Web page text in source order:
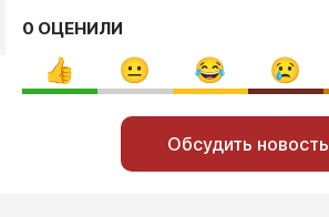
0 ОЦЕНИЛИ
Обсудить новость